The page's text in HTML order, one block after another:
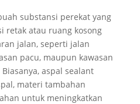
substansi perekat yang
retak atau ruang kosong
jalan, seperti jalan
pacu, maupun kawasan
aspal sealant
materi tambahan
untuk meningkatkan